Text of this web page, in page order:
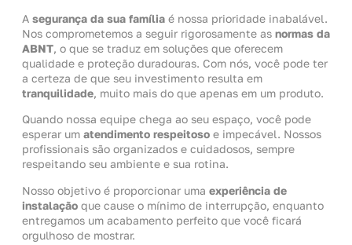
A segurança da sua família é nossa prioridade inabalável.
Nos comprometemos a seguir rigorosamente as normas da
ABNT, o que se traduz em soluções que oferecem
qualidade e proteção duradouras. Com nós, você pode ter
a certeza de que seu investimento resulta em
tranquilidade, muito mais do que apenas em um produto.
Quando nossa equipe chega ao seu espaço, você pode
esperar um atendimento respeitoso e impecável. Nossos
profissionais são organizados e cuidadosos, sempre
respeitando seu ambiente e sua rotina.
Nosso objetivo é proporcionar uma experiência de
instalação que cause o mínimo de interrupção, enquanto
entregamos um acabamento perfeito que você ficará
orgulhoso de mostrar.